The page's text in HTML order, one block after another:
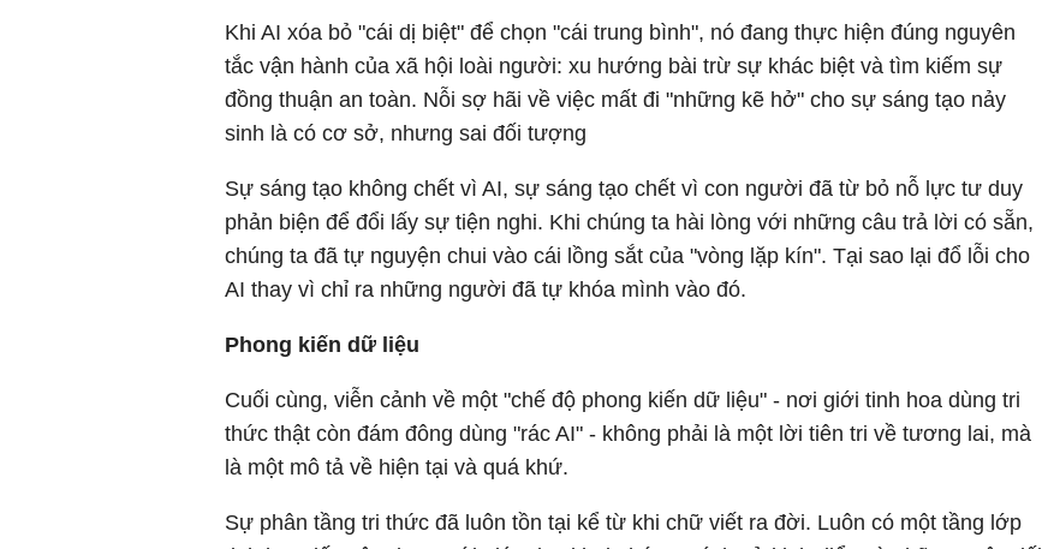
Khi AI xóa bỏ "cái dị biệt" để chọn "cái trung bình", nó đang thực hiện đúng nguyên
tắc vận hành của xã hội loài người: xu hướng bài trừ sự khác biệt và tìm kiếm sự
đồng thuận an toàn. Nỗi sợ hãi về việc mất đi "những kẽ hở" cho sự sáng tạo nảy
sinh là có cơ sở, nhưng sai đối tượng
Sự sáng tạo không chết vì AI, sự sáng tạo chết vì con người đã từ bỏ nỗ lực tư duy
phản biện để đổi lấy sự tiện nghi. Khi chúng ta hài lòng với những câu trả lời có sẵn,
chúng ta đã tự nguyện chui vào cái lồng sắt của "vòng lặp kín". Tại sao lại đổ lỗi cho
AI thay vì chỉ ra những người đã tự khóa mình vào đó.
Phong kiến dữ liệu
Cuối cùng, viễn cảnh về một "chế độ phong kiến dữ liệu" - nơi giới tinh hoa dùng tri
thức thật còn đám đông dùng "rác AI" - không phải là một lời tiên tri về tương lai, mà
là một mô tả về hiện tại và quá khứ.
Sự phân tầng tri thức đã luôn tồn tại kể từ khi chữ viết ra đời. Luôn có một tầng lớp